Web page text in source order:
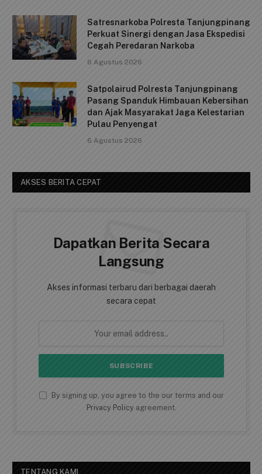
Satresnarkoba Polresta Tanjungpinang
Perkuat Sinergi dengan Jasa Ekspedisi
Cegah Peredaran Narkoba
6 Agustus 2026
Satpolairud Polresta Tanjungpinang
Pasang Spanduk Himbauan Kebersihan
dan Ajak Masyarakat Jaga Kelestarian
Pulau Penyengat
6 Agustus 2026
AKSES BERITA CEPAT
Dapatkan Berita Secara
Langsung
Akses informasi terbaru dari berbagai daerah
secara cepat
By signing up, you agree to the our terms and our
Privacy Policy agreement.
TENTANG KAMI